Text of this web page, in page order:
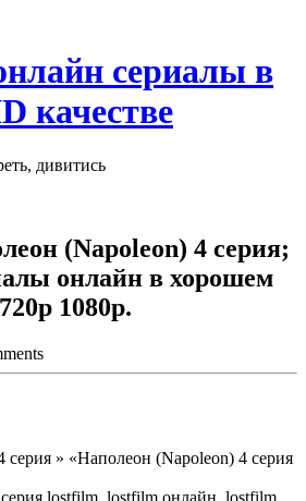
сериалы в
качестве
дивитись
(Napoleon) 4 серия;
онлайн в хорошем
1080p.
серия » «Наполеон (Napoleon) 4 серия
lostfilm, lostfilm онлайн, lostfilm